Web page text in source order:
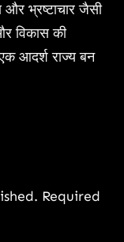
और भ्रष्टाचार जैसी
विकास की
आदर्श राज्य बन
Required